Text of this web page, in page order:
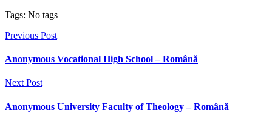
Tags: No tags
Previous Post
Anonymous Vocational High School – Română
Next Post
Anonymous University Faculty of Theology – Română